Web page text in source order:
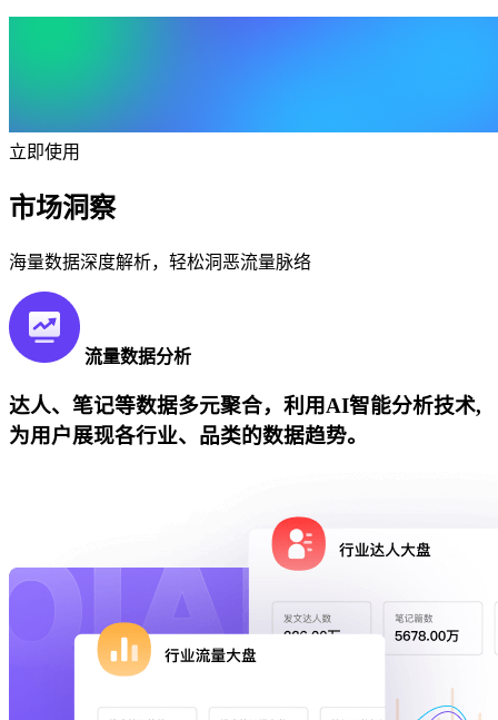
立即使用
市场洞察
海量数据深度解析，轻松洞恶流量脉络
流量数据分析
达人、笔记等数据多元聚合，利用AI智能分析技术,
为用户展现各行业、品类的数据趋势。